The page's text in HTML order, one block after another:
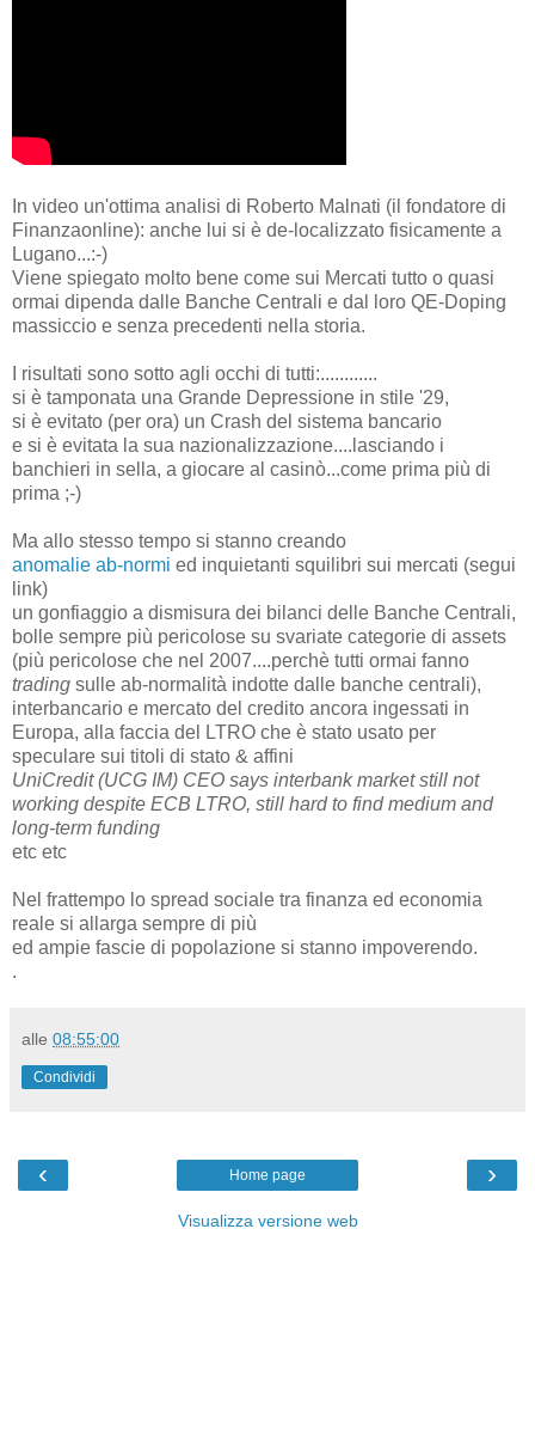
In video un'ottima analisi di Roberto Malnati (il fondatore di
Finanzaonline): anche lui si è de-localizzato fisicamente a
Lugano...:-)
Viene spiegato molto bene come sui Mercati tutto o quasi
ormai dipenda dalle Banche Centrali e dal loro QE-Doping
massiccio e senza precedenti nella storia.
I risultati sono sotto agli occhi di tutti:............
si è tamponata una Grande Depressione in stile '29,
si è evitato (per ora) un Crash del sistema bancario
e si è evitata la sua nazionalizzazione....lasciando i
banchieri in sella, a giocare al casinò...come prima più di
prima ;-)
Ma allo stesso tempo si stanno creando
anomalie ab-normi ed inquietanti squilibri sui mercati (segui
link)
un gonfiaggio a dismisura dei bilanci delle Banche Centrali,
bolle sempre più pericolose su svariate categorie di assets
(più pericolose che nel 2007....perchè tutti ormai fanno
trading sulle ab-normalità indotte dalle banche centrali),
interbancario e mercato del credito ancora ingessati in
Europa, alla faccia del LTRO che è stato usato per
speculare sui titoli di stato & affini
UniCredit (UCG IM) CEO says interbank market still not
working despite ECB LTRO, still hard to find medium and
long-term funding
etc etc
Nel frattempo lo spread sociale tra finanza ed economia
reale si allarga sempre di più
ed ampie fascie di popolazione si stanno impoverendo.
.
alle 08:55:00
Condividi
‹ ›
Home page
Visualizza versione web